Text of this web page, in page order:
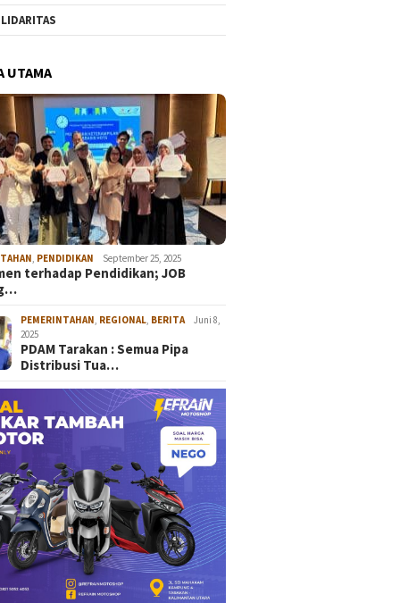
UTAMA
, PENDIDIKAN September 25, 2025
terhadap Pendidikan; JOB
PEMERINTAHAN, REGIONAL, BERITA
Juni 8,
2025
PDAM Tarakan : Semua Pipa
Distribusi Tua…